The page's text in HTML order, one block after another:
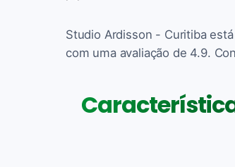
Studio Ardisson - Curitiba
com uma avaliação de 4.9.